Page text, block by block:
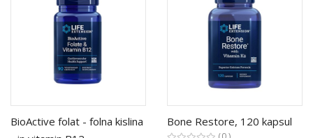
BioActive folat - folna kislina
Bone Restore, 120 kapsul